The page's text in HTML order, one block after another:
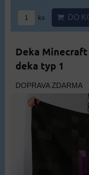
ks DO
Deka Minecraft
deka typ 1
DOPRAVA ZDARMA